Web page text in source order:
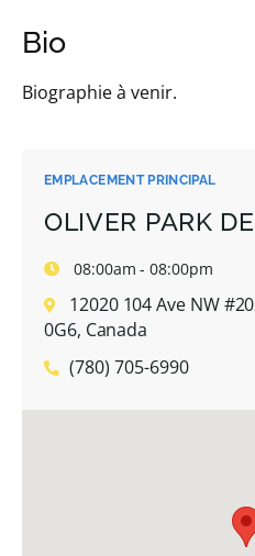
EMPLACEMENT PRINCIPAL
OLIVER PARK
08:00am - 08:00pm
12020 104 Ave NW
0G6, Canada
(780) 705-6990
Bio
Biographie à venir.